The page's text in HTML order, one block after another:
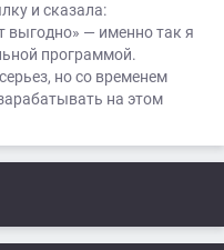
и сказала:
выгодно» — именно так я
программой.
но со временем
на этом